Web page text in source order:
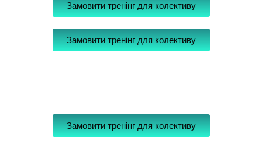
Замовити тренінг для колективу
Замовити тренінг для колективу
Замовити тренінг для колективу